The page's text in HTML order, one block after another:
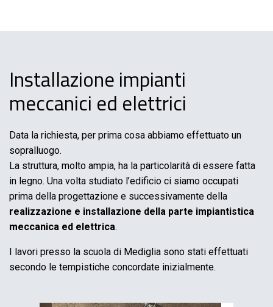
Installazione impianti
meccanici ed elettrici
Data la richiesta, per prima cosa abbiamo effettuato un
sopralluogo.
La struttura, molto ampia, ha la particolarità di essere fatta
in legno. Una volta studiato l’edificio ci siamo occupati
prima della progettazione e successivamente della
realizzazione e installazione della parte impiantistica
meccanica ed elettrica.
I lavori presso la scuola di Mediglia sono stati effettuati
secondo le tempistiche concordate inizialmente.